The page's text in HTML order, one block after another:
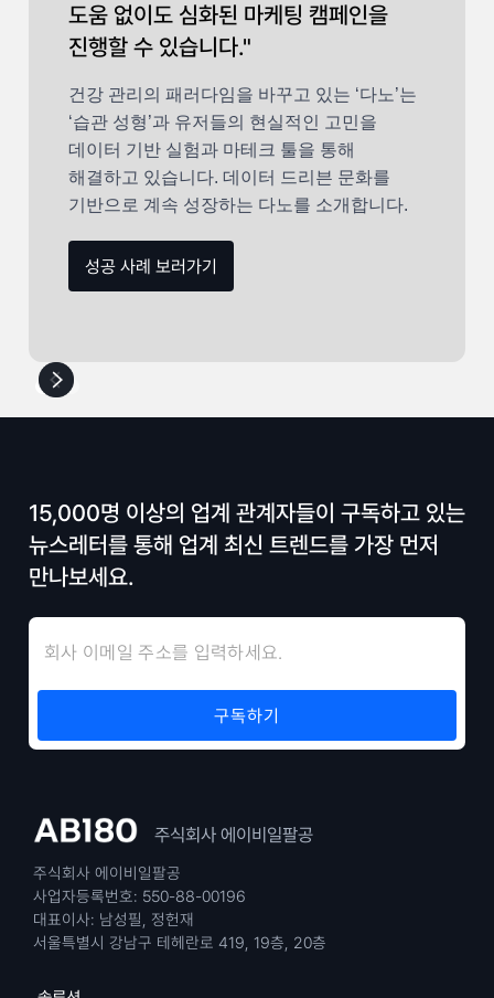
도움 없이도 심화된 마케팅 캠페인을
진행할 수 있습니다."
건강 관리의 패러다임을 바꾸고 있는 ‘다노’는
‘습관 성형’과 유저들의 현실적인 고민을
데이터 기반 실험과 마테크 툴을 통해
해결하고 있습니다. 데이터 드리븐 문화를
기반으로 계속 성장하는 다노를 소개합니다.
성공 사례 보러가기
15,000명 이상의 업계 관계자들이 구독하고 있는
뉴스레터를 통해 업계 최신 트렌드를 가장 먼저
만나보세요.
주식회사 에이비일팔공
주식회사 에이비일팔공
사업자등록번호: 550-88-00196
대표이사: 남성필, 정헌재
서울특별시 강남구 테헤란로 419, 19층, 20층